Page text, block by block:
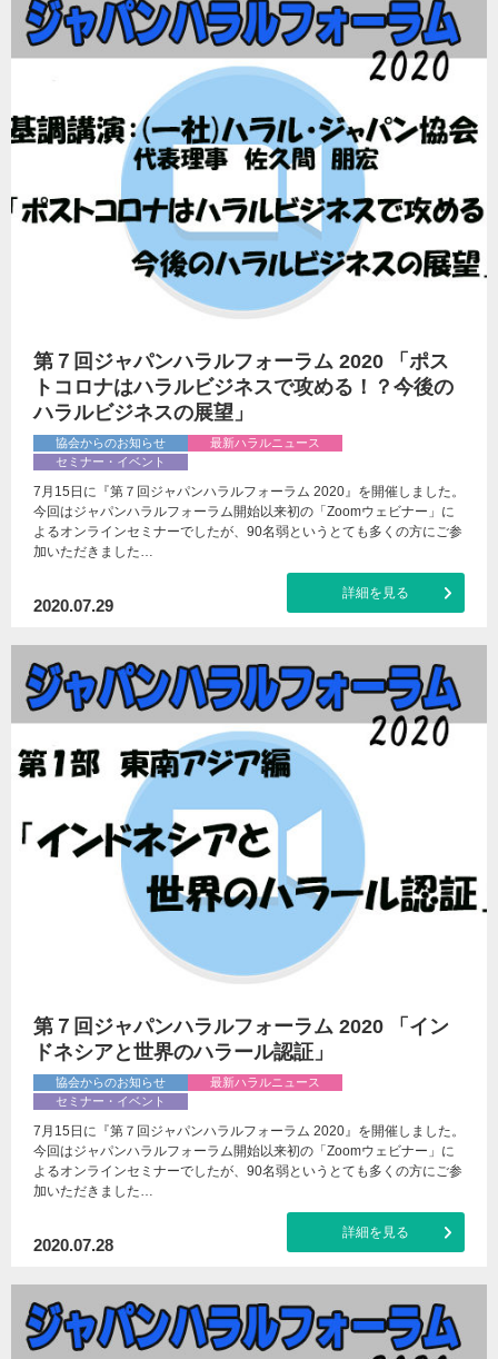
第７回ジャパンハラルフォーラム 2020 「ポス
トコロナはハラルビジネスで攻める！？今後の
ハラルビジネスの展望」
協会からのお知らせ
最新ハラルニュース
セミナー・イベント
7月15日に『第７回ジャパンハラルフォーラム 2020』を開催しました。
今回はジャパンハラルフォーラム開始以来初の「Zoomウェビナー」に
よるオンラインセミナーでしたが、90名弱というとても多くの方にご参
加いただきました…
2020.07.29
詳細を見る
第７回ジャパンハラルフォーラム 2020 「イン
ドネシアと世界のハラール認証」
協会からのお知らせ
最新ハラルニュース
セミナー・イベント
7月15日に『第７回ジャパンハラルフォーラム 2020』を開催しました。
今回はジャパンハラルフォーラム開始以来初の「Zoomウェビナー」に
よるオンラインセミナーでしたが、90名弱というとても多くの方にご参
加いただきました…
2020.07.28
詳細を見る